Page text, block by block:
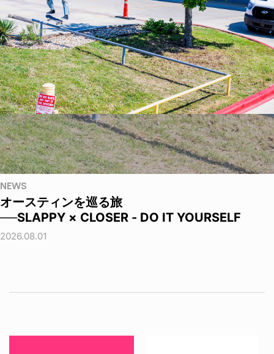
NEWS
オースティンを巡る旅
──SLAPPY × CLOSER - DO IT YOURSELF
2026.08.01